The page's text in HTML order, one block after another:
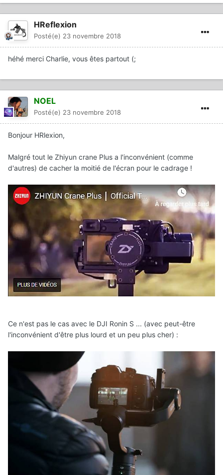
HReflexion
Posté(e) 23 novembre 2018
héhé merci Charlie, vous êtes partout (;
NOEL
Posté(e) 23 novembre 2018
Bonjour HRlexion,
Malgré tout le Zhiyun crane Plus a l'inconvénient (comme
d'autres) de cacher la moitié de l'écran pour le cadrage !
Ce n'est pas le cas avec le DJI Ronin S ... (avec peut-être
l'inconvénient d'être plus lourd et un peu plus cher) :